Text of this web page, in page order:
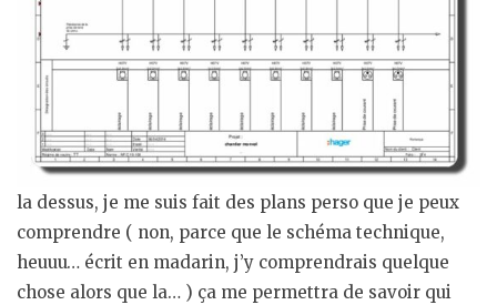
la dessus, je me suis fait des plans perso que je peux
comprendre ( non, parce que le schéma technique,
heuuu… écrit en madarin, j’y comprendrais quelque
chose alors que la… ) ça me permettra de savoir qui